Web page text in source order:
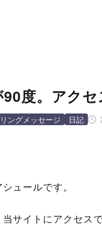
90度。アク
ングメッセージ 日記
ュールです。
サイトにアクセス